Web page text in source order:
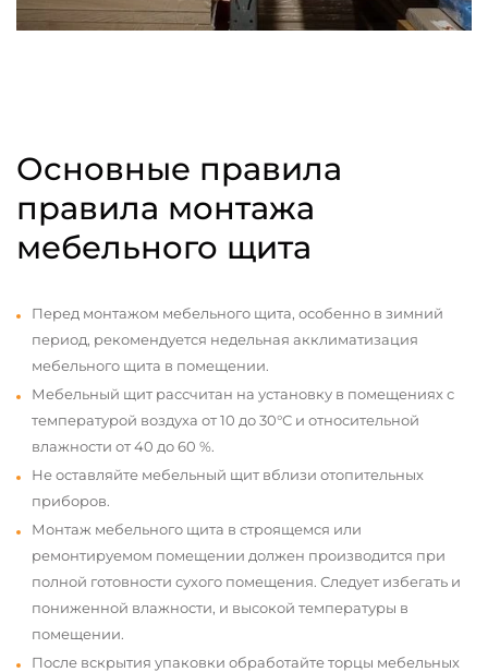
Основные правила
правила монтажа
мебельного щита
Перед монтажом мебельного щита, особенно в зимний
период, рекомендуется недельная акклиматизация
мебельного щита в помещении.
Мебельный щит рассчитан на установку в помещениях с
температурой воздуха от 10 до 30°С и относительной
влажности от 40 до 60 %.
Не оставляйте мебельный щит вблизи отопительных
приборов.
Монтаж мебельного щита в строящемся или
ремонтируемом помещении должен производится при
полной готовности сухого помещения. Следует избегать и
пониженной влажности, и высокой температуры в
помещении.
После вскрытия упаковки обработайте торцы мебельных